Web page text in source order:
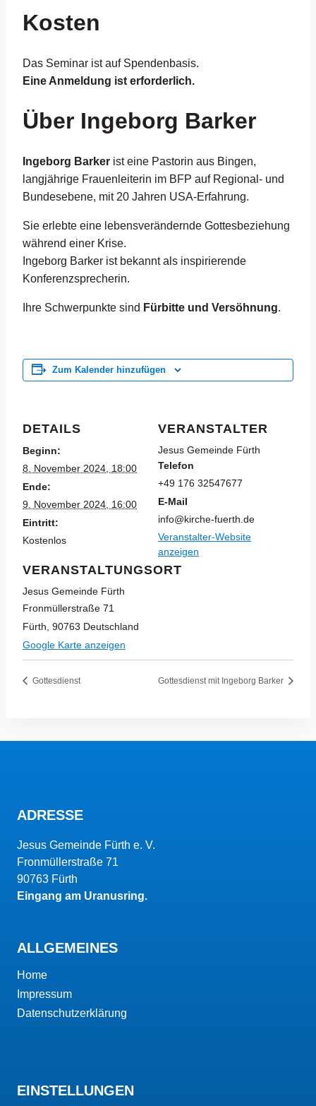
Kosten
Das Seminar ist auf Spendenbasis.
Eine Anmeldung ist erforderlich.
Über Ingeborg Barker
Ingeborg Barker ist eine Pastorin aus Bingen,
langjährige Frauenleiterin im BFP auf Regional- und
Bundesebene, mit 20 Jahren USA-Erfahrung.
Sie erlebte eine lebensverändernde Gottesbeziehung
während einer Krise.
Ingeborg Barker ist bekannt als inspirierende
Konferenzsprecherin.
Ihre Schwerpunkte sind Fürbitte und Versöhnung.
Zum Kalender hinzufügen
DETAILS
Beginn:
8. November 2024, 18:00
Ende:
9. November 2024, 16:00
Eintritt:
Kostenlos
VERANSTALTUNGSORT
Jesus Gemeinde Fürth
Fronmüllerstraße 71
Fürth 90763 Deutschland
Google Karte anzeigen
VERANSTALTER
Jesus Gemeinde Fürth
Telefon
+49 176 32547677
E-Mail
info@kirche-fuerth.de
Veranstalter-Website
anzeigen
Gottesdienst Gottesdienst mit Ingeborg Barker
ADRESSE
Jesus Gemeinde Fürth e. V.
Fronmüllerstraße 71
90763 Fürth
Eingang am Uranusring.
ALLGEMEINES
Home
Impressum
Datenschutzerklärung
EINSTELLUNGEN